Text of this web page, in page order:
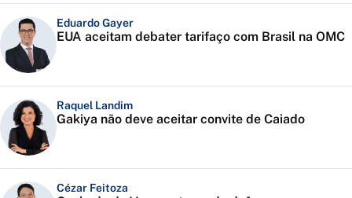
Eduardo Gayer
EUA aceitam debater tarifaço com Brasil na OMC
Raquel Landim
Gakiya não deve aceitar convite de Caiado
Cézar Feitoza